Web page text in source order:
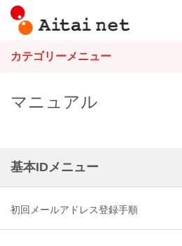
カテゴリーメニュー
マニュアル
基本IDメニュー
初回メールアドレス登録手順